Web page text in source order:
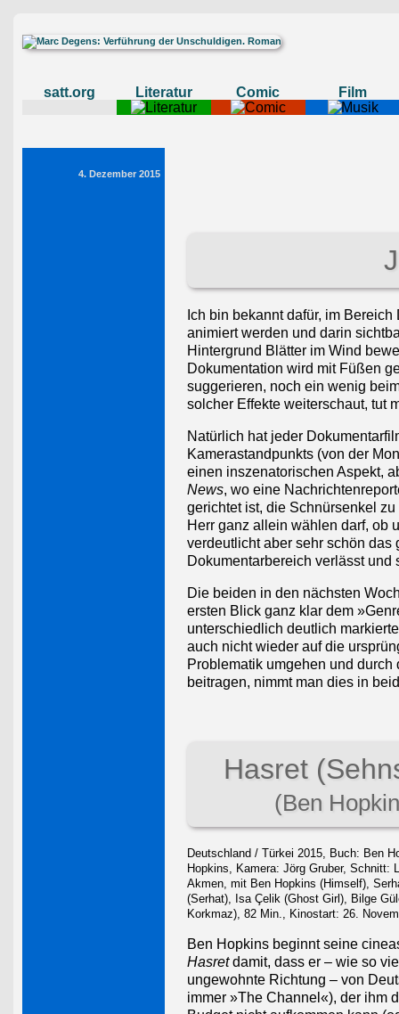
satt.org Literatur Comic Film
4. Dezember 2015
Ich bin bekannt dafür, im
animiert werden und darin
Hintergrund Blätter im Wind
Dokumentation wird mit Füßen
suggerieren, noch ein wenig
solcher Effekte weiterschaut, tut
Natürlich hat jeder
Kamerastandpunkts (von der
einen inszenatorischen Aspekt,
News, wo eine
gerichtet ist, die Schnürsenkel
Herr ganz allein wählen darf, ob
verdeutlicht aber sehr schön
Dokumentarbereich verlässt
Die beiden in den nächsten
ersten Blick ganz klar dem
unterschiedlich deutlich
auch nicht wieder auf die
Problematik umgehen und
beitragen, nimmt man dies in
Hasret
(Ben
Deutschland / Türkei 2015, Buch: Ben
Hopkins, Kamera: Jörg Gruber, Schnitt:
Akmen, mit Ben Hopkins (Himself),
(Serhat), Isa Çelik (Ghost Girl), Bilge
Korkmaz), 82 Min., Kinostart: 26.
Ben Hopkins beginnt seine
Hasretdamit, dass er – wie so
ungewohnte Richtung – von
immer »The Channel«), der ihm